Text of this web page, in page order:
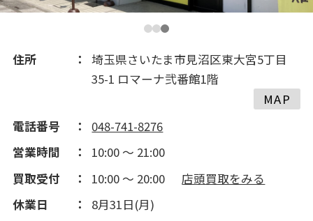
住所
埼玉県さいたま市見沼区東大宮5丁目
35-1 ロマーナ弐番館1階
MAP
電話番号
048-741-8276
営業時間
10:00 ～ 21:00
買取受付
10:00 ～ 20:00
店頭買取をみる
休業日
8月31日(月)